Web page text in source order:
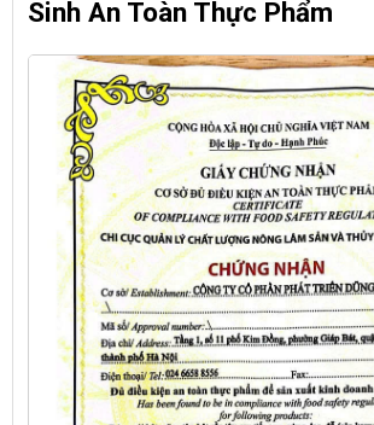
Sinh An Toàn Thực Phẩm